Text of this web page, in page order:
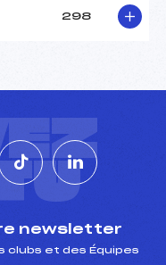
298
newsletter
clubs et des Équipes